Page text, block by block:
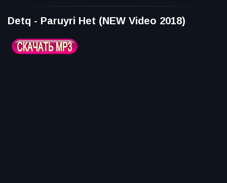
Detq - Paruyri Het (NEW Video 2018)